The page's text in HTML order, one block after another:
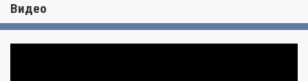
300 погонных футов пляжной линии
Бассейн с «бескрайными краями» с выходом на пляж
Частные бассейна кабинками для переодевания,
Видео